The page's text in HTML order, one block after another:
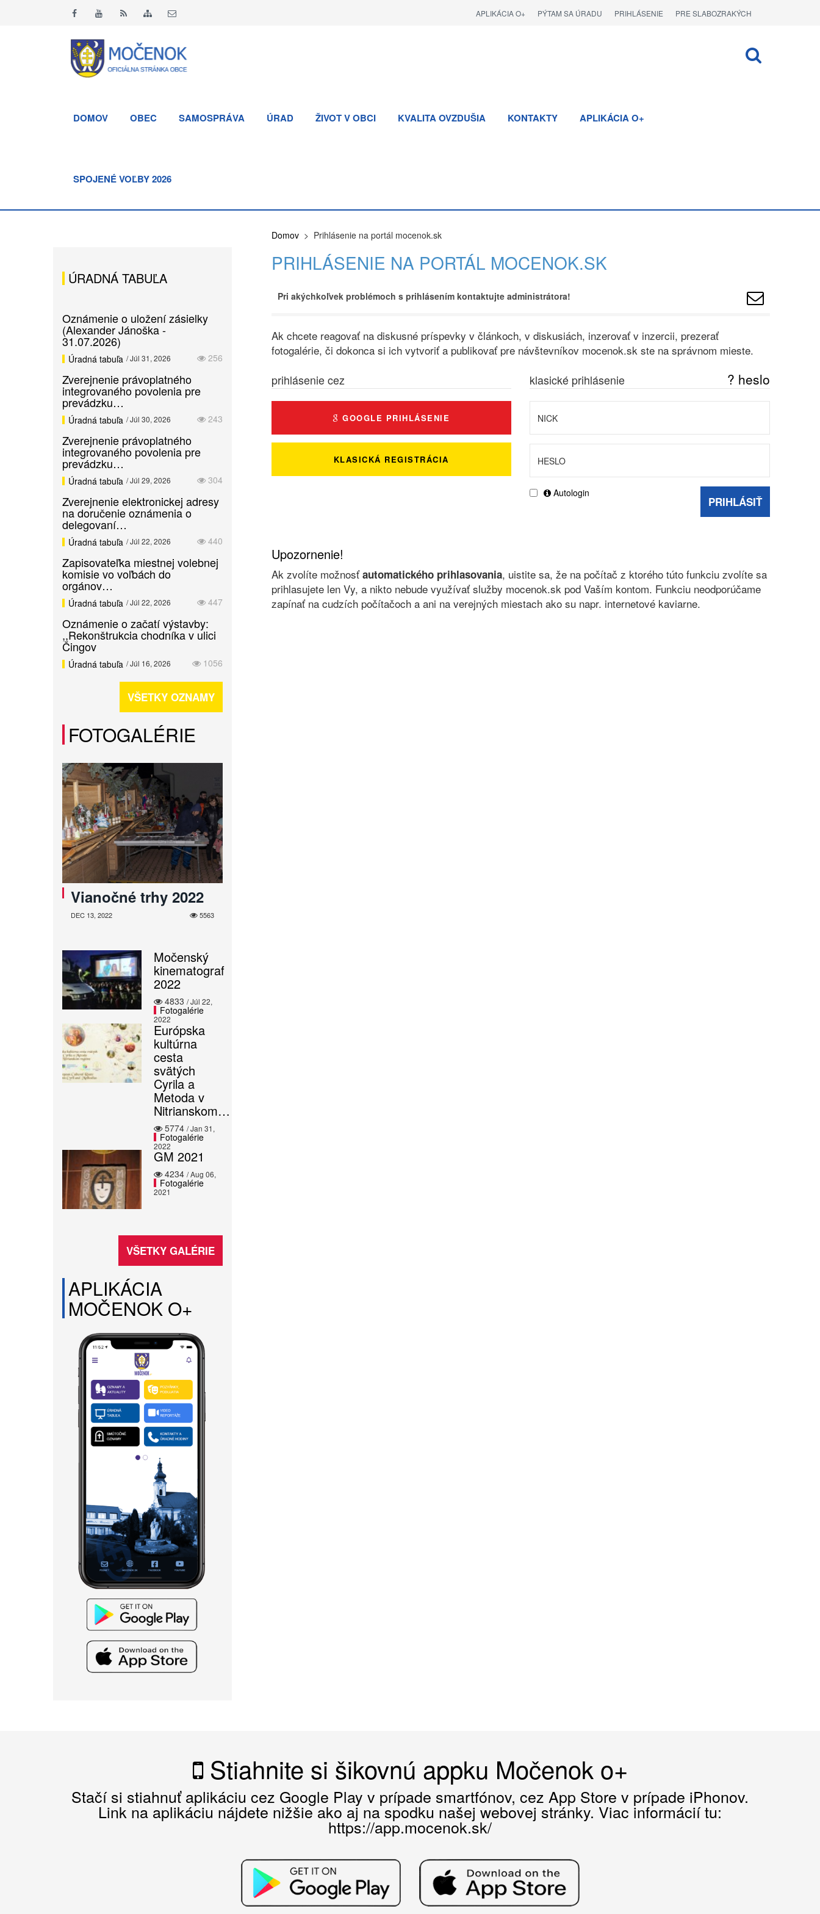
PRE SLABOZRAKÝCH
PRIHLÁSENIE
PÝTAM SA ÚRADU
APLIKÁCIA O+
DOMOV OBEC SAMOSPRÁVA ÚRAD ŽIVOT V OBCI KVALITA OVZDUŠIA KONTAKTY APLIKÁCIA O+
SPOJENÉ VOĽBY 2026
Domov> Prihlásenie na portál mocenok.sk
PRIHLÁSENIE NA PORTÁL MOCENOK.SK
Pri akýchkoľvek problémoch s prihlásením kontaktujte administrátora!
Ak chcete reagovať na diskusné príspevky v článkoch, v diskusiách, inzerovať v inzercii, prezerať
fotogalérie, či dokonca si ich vytvoriť a publikovať pre návštevníkov mocenok.sk ste na správnom mieste.
prihlásenie cez
GOOGLE PRIHLÁSENIE
KLASICKÁ REGISTRÁCIA
klasické prihlásenie ? heslo
Autologin
PRIHLÁSIŤ
Upozornenie!
Ak zvolíte možnosťautomatického prihlasovania, uistite sa, že na počítač z ktorého túto funkciu zvolíte sa
prihlasujete len Vy, a nikto nebude využívať služby mocenok.sk pod Vaším kontom. Funkciu neodporúčame
zapínať na cudzích počítačoch a ani na verejných miestach ako su napr. internetové kaviarne.
ÚRADNÁ TABUĽA
Oznámenie o uložení zásielky
(Alexander Jánoška -
31.07.2026)
256
Úradná tabuľa / Júl 31, 2026
Zverejnenie právoplatného
integrovaného povolenia pre
prevádzku…
243
Úradná tabuľa / Júl 30, 2026
Zverejnenie právoplatného
integrovaného povolenia pre
prevádzku…
304
Úradná tabuľa / Júl 29, 2026
Zverejnenie elektronickej adresy
na doručenie oznámenia o
delegovaní…
440
Úradná tabuľa / Júl 22, 2026
Zapisovateľka miestnej volebnej
komisie vo voľbách do
orgánov…
447
Úradná tabuľa / Júl 22, 2026
Oznámenie o začatí výstavby:
,,Rekonštrukcia chodníka v ulici
Čingov
1056
Úradná tabuľa / Júl 16, 2026
VŠETKY OZNAMY
FOTOGALÉRIE
Vianočné trhy 2022
5563
DEC 13, 2022
Močenský
kinematograf
2022
4833
Fotogalérie
/ Júl 22,
2022
Európska
kultúrna
cesta
svätých
Cyrila a
Metoda v
Nitrianskom…
5774
Fotogalérie
/ Jan 31,
2022
GM 2021
4234
Fotogalérie
/ Aug 06,
2021
VŠETKY GALÉRIE
APLIKÁCIA
MOČENOK O+
Stiahnite si šikovnú appku Močenok o+
Stačí si stiahnuť aplikáciu cez Google Play v prípade smartfónov, cez App Store v prípade iPhonov.
Link na aplikáciu nájdete nižšie ako aj na spodku našej webovej stránky. Viac informácií tu:
https://app.mocenok.sk/